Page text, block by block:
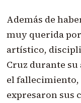
Además de
muy querida
artístico,
Cruz durante su
el
expresaron sus